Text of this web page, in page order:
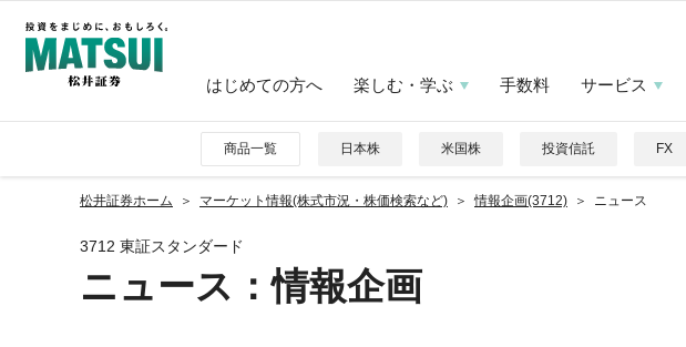
はじめての方へ 楽しむ・学ぶ 手数料 サービス
商品一覧 日本株 米国株 投資信託 FX
松井証券ホーム マーケット情報(株式市況・株価検索など) 情報企画(3712) ニュース
3712 東証スタンダード
ニュース ：情報企画